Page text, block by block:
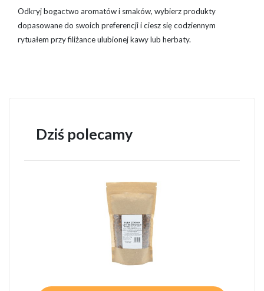
Dziś polecamy
Odkryj bogactwo aromatów i smaków, wybierz produkty
dopasowane do swoich preferencji i ciesz się codziennym
rytuałem przy filiżance ulubionej kawy lub herbaty.